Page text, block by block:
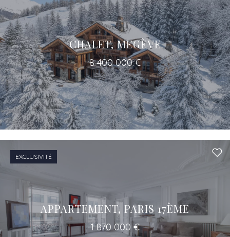
CHALET, MEGÈVE
8 400 000 €
APPARTEMENT, PARIS 17ÈME
1 870 000 €
EXCLUSIVITÉ